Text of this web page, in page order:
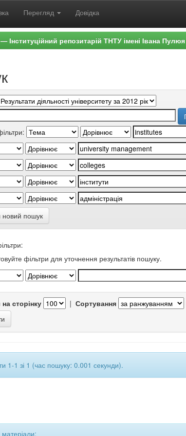
Перегляд Довідка
Інституційний репозитарій ТНТУ імені Івана Пулюя
новий пошук
фільтри для уточнення результатів пошуку.
сторінку | Сортування
1-1 зі 1 (час пошуку: 0.001 секунди).